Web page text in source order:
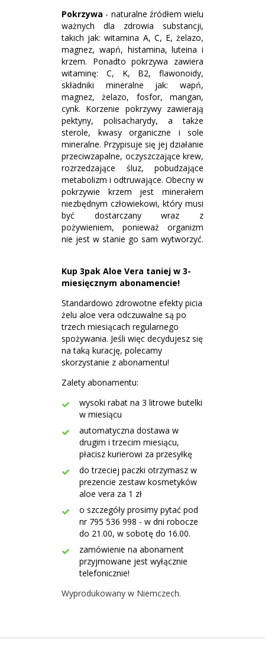
Pokrzywa - naturalne źródłem wielu
ważnych dla zdrowia substancji,
takich jak: witamina A, C, E, żelazo,
magnez, wapń, histamina, luteina i
krzem. Ponadto pokrzywa zawiera
witaminę: C, K, B2, flawonoidy,
składniki mineralne jak: wapń,
magnez, żelazo, fosfor, mangan,
cynk. Korzenie pokrzywy zawierają
pektyny, polisacharydy, a także
sterole, kwasy organiczne i sole
mineralne. Przypisuje się jej działanie
przeciwzapalne, oczyszczające krew,
rozrzedzające śluz, pobudzające
metabolizm i odtruwające. Obecny w
pokrzywie krzem jest minerałem
niezbędnym człowiekowi, który musi
być dostarczany wraz z
pożywieniem, ponieważ organizm
nie jest w stanie go sam wytworzyć.
Kup 3pak Aloe Vera taniej w 3-
miesięcznym abonamencie!
Standardowo zdrowotne efekty picia
żelu aloe vera odczuwalne są po
trzech miesiącach regularnego
spożywania. Jeśli więc decydujesz się
na taką kurację, polecamy
skorzystanie z abonamentu!
Zalety abonamentu:
wysoki rabat na 3 litrowe butelki
w miesiącu
automatyczna dostawa w
drugim i trzecim miesiącu,
płacisz kurierowi za przesyłkę
do trzeciej paczki otrzymasz w
prezencie zestaw kosmetyków
aloe vera za 1 zł
o szczegóły prosimy pytać pod
nr 795 536 998 - w dni robocze
do 21.00, w sobotę do 16.00.
zamówienie na abonament
przyjmowane jest wyłącznie
telefonicznie!
Wyprodukowany w Niemczech.